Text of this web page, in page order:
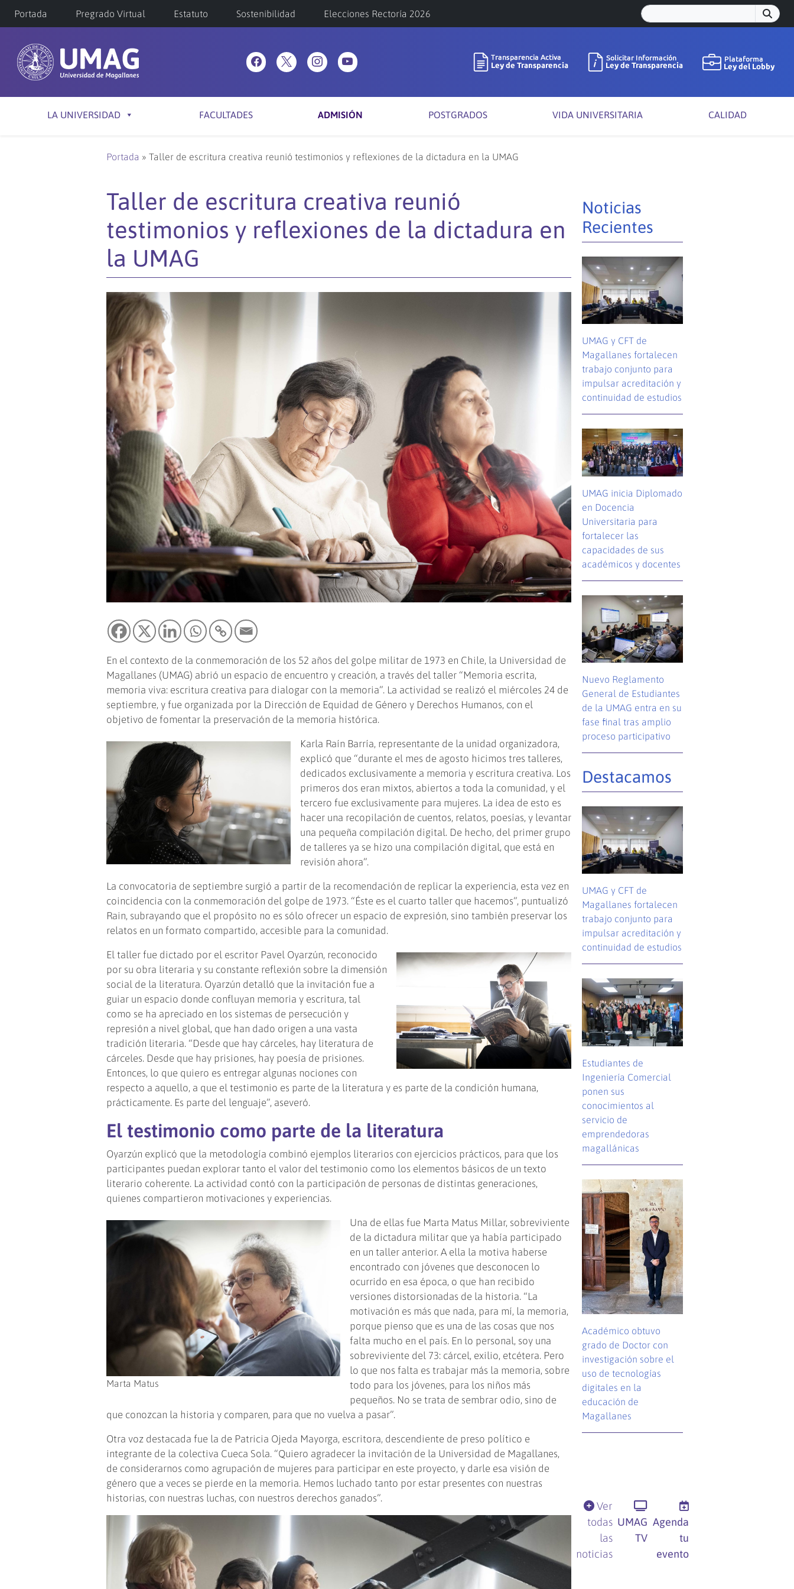
Portada Pregrado Virtual Estatuto Sostenibilidad Elecciones Rectoría 2026
LA UNIVERSIDAD FACULTADES ADMISIÓN POSTGRADOS VIDA UNIVERSITARIA CALIDAD
Portada » Taller de escritura creativa reunió testimonios y reflexiones de la dictadura en la UMAG
Taller de escritura creativa reunió
testimonios y reflexiones de la dictadura en
la UMAG
En el contexto de la conmemoración de los 52 años del golpe militar de 1973 en Chile, la Universidad de
Magallanes (UMAG) abrió un espacio de encuentro y creación, a través del taller “Memoria escrita,
memoria viva: escritura creativa para dialogar con la memoria”. La actividad se realizó el miércoles 24 de
septiembre, y fue organizada por la Dirección de Equidad de Género y Derechos Humanos, con el
objetivo de fomentar la preservación de la memoria histórica.
Karla Raín Barría, representante de la unidad organizadora,
explicó que “durante el mes de agosto hicimos tres talleres,
dedicados exclusivamente a memoria y escritura creativa. Los
primeros dos eran mixtos, abiertos a toda la comunidad, y el
tercero fue exclusivamente para mujeres. La idea de esto es
hacer una recopilación de cuentos, relatos, poesías, y levantar
una pequeña compilación digital. De hecho, del primer grupo
de talleres ya se hizo una compilación digital, que está en
revisión ahora”.
La convocatoria de septiembre surgió a partir de la recomendación de replicar la experiencia, esta vez en
coincidencia con la conmemoración del golpe de 1973. “Éste es el cuarto taller que hacemos”, puntualizó
Rain, subrayando que el propósito no es sólo ofrecer un espacio de expresión, sino también preservar los
relatos en un formato compartido, accesible para la comunidad.
El taller fue dictado por el escritor Pavel Oyarzún, reconocido
por su obra literaria y su constante reflexión sobre la dimensión
social de la literatura. Oyarzún detalló que la invitación fue a
guiar un espacio donde confluyan memoria y escritura, tal
como se ha apreciado en los sistemas de persecución y
represión a nivel global, que han dado origen a una vasta
tradición literaria. “Desde que hay cárceles, hay literatura de
cárceles. Desde que hay prisiones, hay poesía de prisiones.
Entonces, lo que quiero es entregar algunas nociones con
respecto a aquello, a que el testimonio es parte de la literatura y es parte de la condición humana,
prácticamente. Es parte del lenguaje”, aseveró.
El testimonio como parte de la literatura
Oyarzún explicó que la metodología combinó ejemplos literarios con ejercicios prácticos, para que los
participantes puedan explorar tanto el valor del testimonio como los elementos básicos de un texto
literario coherente. La actividad contó con la participación de personas de distintas generaciones,
quienes compartieron motivaciones y experiencias.
Marta Matus
Una de ellas fue Marta Matus Millar, sobreviviente
de la dictadura militar que ya había participado
en un taller anterior. A ella la motiva haberse
encontrado con jóvenes que desconocen lo
ocurrido en esa época, o que han recibido
versiones distorsionadas de la historia. “La
motivación es más que nada, para mí, la memoria,
porque pienso que es una de las cosas que nos
falta mucho en el país. En lo personal, soy una
sobreviviente del 73: cárcel, exilio, etcétera. Pero
lo que nos falta es trabajar más la memoria, sobre
todo para los jóvenes, para los niños más
pequeños. No se trata de sembrar odio, sino de
que conozcan la historia y comparen, para que no vuelva a pasar”.
Otra voz destacada fue la de Patricia Ojeda Mayorga, escritora, descendiente de preso político e
integrante de la colectiva Cueca Sola. “Quiero agradecer la invitación de la Universidad de Magallanes,
de considerarnos como agrupación de mujeres para participar en este proyecto, y darle esa visión de
género que a veces se pierde en la memoria. Hemos luchado tanto por estar presentes con nuestras
historias, con nuestras luchas, con nuestros derechos ganados”.
Noticias
Recientes
UMAG y CFT de
Magallanes fortalecen
trabajo conjunto para
impulsar acreditación y
continuidad de estudios
UMAG inicia Diplomado
en Docencia
Universitaria para
fortalecer las
capacidades de sus
académicos y docentes
Nuevo Reglamento
General de Estudiantes
de la UMAG entra en su
fase final tras amplio
proceso participativo
Destacamos
UMAG y CFT de
Magallanes fortalecen
trabajo conjunto para
impulsar acreditación y
continuidad de estudios
Estudiantes de
Ingeniería Comercial
ponen sus
conocimientos al
servicio de
emprendedoras
magallánicas
Académico obtuvo
grado de Doctor con
investigación sobre el
uso de tecnologías
digitales en la
educación de
Magallanes
Ver
todas
las
noticias
UMAG
TV
Agenda
tu
evento